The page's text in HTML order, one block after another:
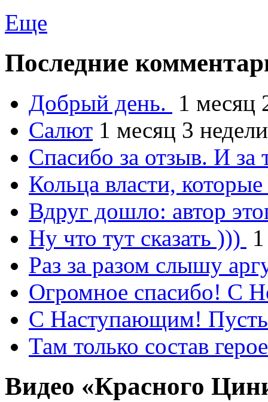
Еще
Последние
Добрый день. 1 месяц
Салют 1 месяц 3
Спасибо за отзыв. И за
Кольца власти,
Вдруг дошло: автор
Ну что тут сказать )))
Раз за разом слышу
Огромное спасибо! С
С Наступающим! Пусть
Там только состав
Видео «Красного